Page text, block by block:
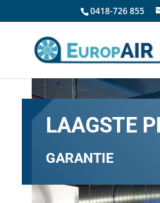
0418-726 855
LAAGSTE
GARANTIE